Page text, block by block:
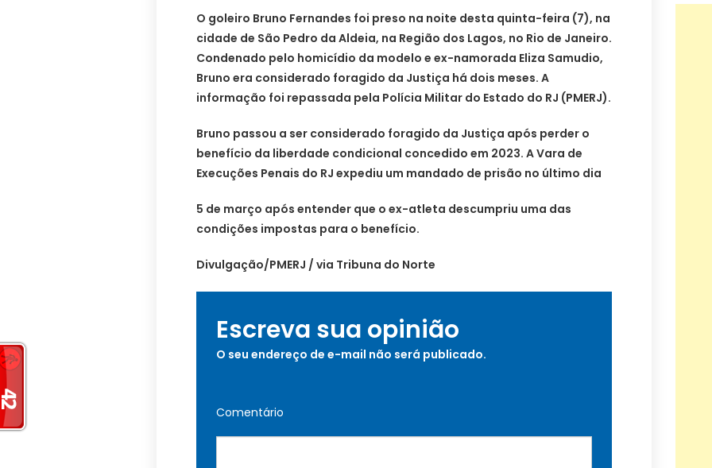
O goleiro Bruno Fernandes foi preso na noite desta quinta-feira (7), na
cidade de São Pedro da Aldeia, na Região dos Lagos, no Rio de Janeiro.
Condenado pelo homicídio da modelo e ex-namorada Eliza Samudio,
Bruno era considerado foragido da Justiça há dois meses. A
informação foi repassada pela Polícia Militar do Estado do RJ (PMERJ).
Bruno passou a ser considerado foragido da Justiça após perder o
benefício da liberdade condicional concedido em 2023. A Vara de
Execuções Penais do RJ expediu um mandado de prisão no último dia
5 de março após entender que o ex-atleta descumpriu uma das
condições impostas para o benefício.
Divulgação/PMERJ / via Tribuna do Norte
Escreva sua opinião
O seu endereço de e-mail não será publicado.
Comentário